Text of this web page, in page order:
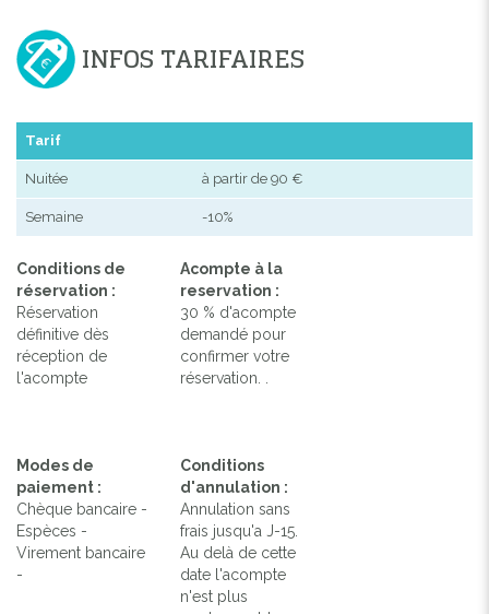
INFOS TARIFAIRES
Tarif
Nuitée à partir de 90 €
Semaine -10%
Conditions de
réservation :
Réservation
définitive dès
réception de
l'acompte
Acompte à la
reservation :
30 % d'acompte
demandé pour
confirmer votre
réservation. .
Modes de
paiement :
Chèque bancaire -
Espèces -
Virement bancaire
-
Conditions
d'annulation :
Annulation sans
frais jusqu'a J-15.
Au delà de cette
date l'acompte
n'est plus